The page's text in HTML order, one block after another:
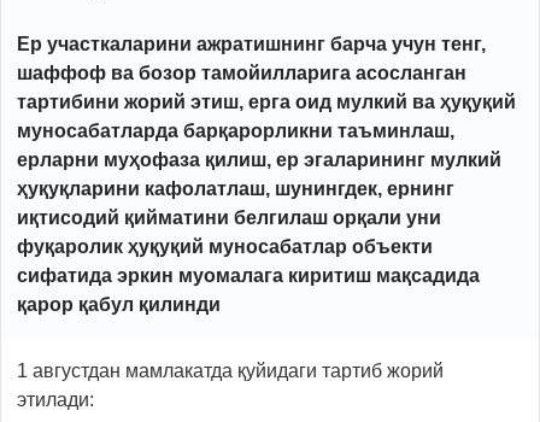
Ер участкаларини ажратишнинг барча учун тенг,
шаффоф ва бозор тамойилларига асосланган
тартибини жорий этиш, ерга оид мулкий ва ҳуқуқий
муносабатларда барқарорликни таъминлаш,
ерларни муҳофаза қилиш, ер эгаларининг мулкий
ҳуқуқларини кафолатлаш, шунингдек, ернинг
иқтисодий қийматини белгилаш орқали уни
фуқаролик ҳуқуқий муносабатлар объекти
сифатида эркин муомалага киритиш мақсадида
қарор қабул қилинди
1 августдан мамлакатда қуйидаги тартиб жорий
этилади: